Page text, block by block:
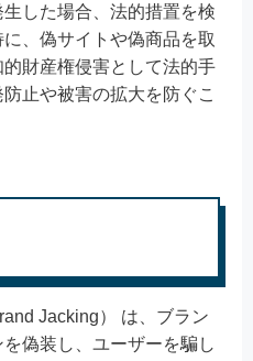
した場合、法的措置を検
、偽サイトや偽商品を取
財産権侵害として法的手
止や被害の拡大を防ぐこ
Jacking） は、ブラン
偽装し、ユーザーを騙し